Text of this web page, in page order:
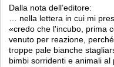
Dalla nota dell’editore:
… nella lettera in cui mi
«credo che l'incubo, prima
venuto per reazione,
troppe pale bianche
bimbi sorridenti e animali